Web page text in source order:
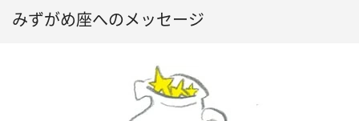
みずがめ座へのメッセージ